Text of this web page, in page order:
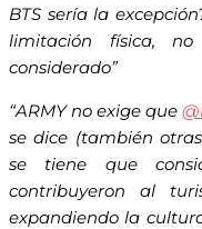
BTS sería la
limitación física,
considerado”
“ARMY no exige que@
se dice (también
se tiene que
contribuyeron al
expandiendo la